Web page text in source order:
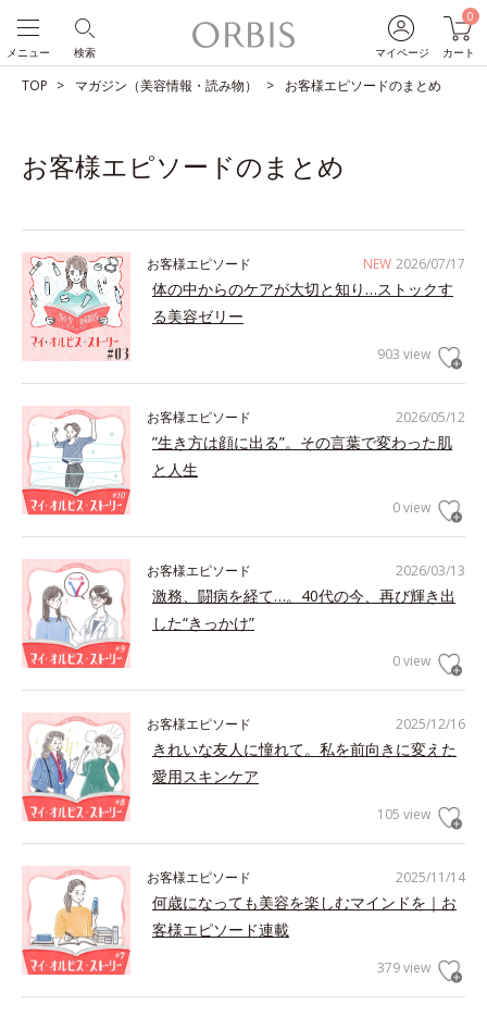
マイページ
0
カート
検索
メニュー
TOP マガジン（美容情報・読み物） お客様エピソードのまとめ
お客様エピソードのまとめ
NEW 2026/07/17
お客様エピソード
体の中からのケアが大切と知り…ストックす
る美容ゼリー
903 view
2026/05/12
お客様エピソード
”生き方は顔に出る”。その言葉で変わった肌
と人生
0 view
2026/03/13
お客様エピソード
激務、闘病を経て…。40代の今、再び輝き出
した“きっかけ”
0 view
2025/12/16
お客様エピソード
きれいな友人に憧れて。私を前向きに変えた
愛用スキンケア
105 view
2025/11/14
お客様エピソード
何歳になっても美容を楽しむマインドを｜お
客様エピソード連載
379 view